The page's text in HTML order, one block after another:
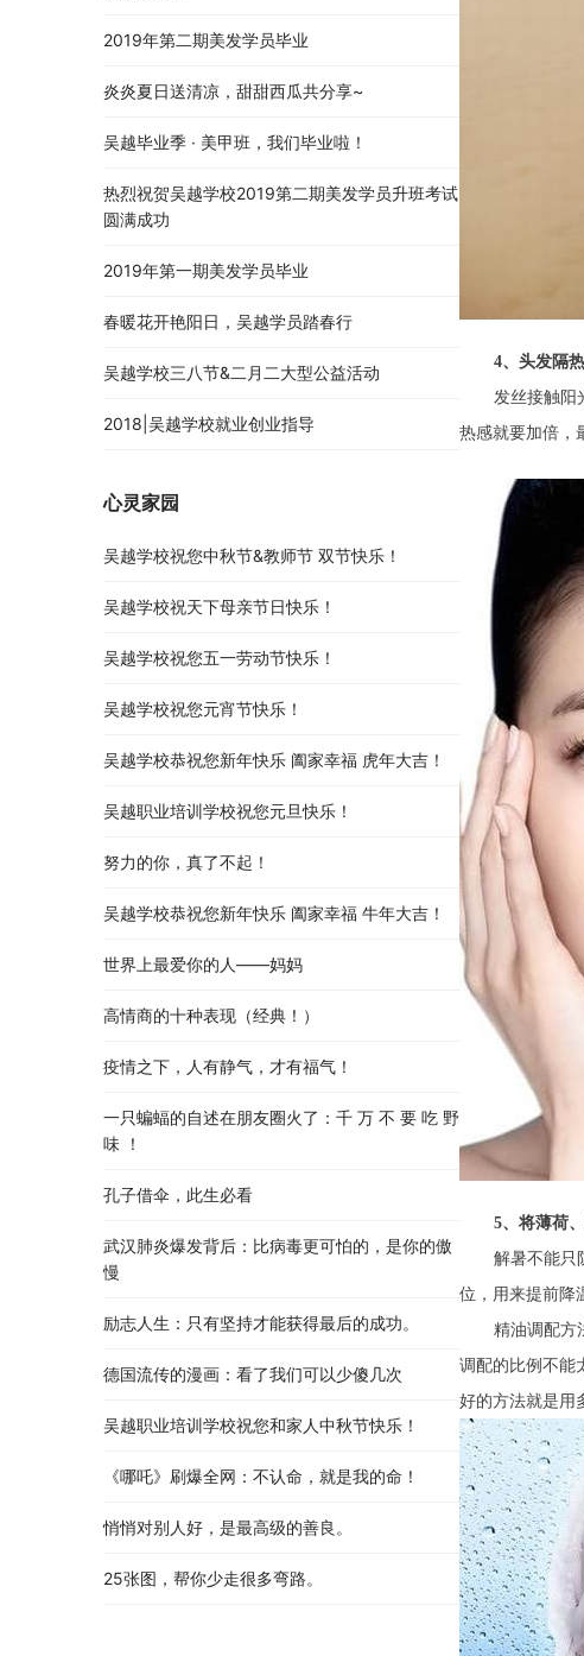
4、头发隔
发丝接触阳
热感就要加倍，
5、将薄荷
解暑不能只
位，用来提前降
精油调配方
调配的比例不能
好的方法就是用
2019年第二期美发学员毕业
炎炎夏日送清凉，甜甜西瓜共分享~
吴越毕业季 · 美甲班，我们毕业啦！
热烈祝贺吴越学校2019第二期美发学员升班考试
圆满成功
2019年第一期美发学员毕业
春暖花开艳阳日，吴越学员踏春行
吴越学校三八节&二月二大型公益活动
2018|吴越学校就业创业指导
心灵家园
吴越学校祝您中秋节&教师节 双节快乐！
吴越学校祝天下母亲节日快乐！
吴越学校祝您五一劳动节快乐！
吴越学校祝您元宵节快乐！
吴越学校恭祝您新年快乐 阖家幸福 虎年大吉！
吴越职业培训学校祝您元旦快乐！
努力的你，真了不起！
吴越学校恭祝您新年快乐 阖家幸福 牛年大吉！
世界上最爱你的人——妈妈
高情商的十种表现（经典！）
疫情之下，人有静气，才有福气！
一只蝙蝠的自述在朋友圈火了：千 万 不 要 吃 野
味 ！
孔子借伞，此生必看
武汉肺炎爆发背后：比病毒更可怕的，是你的傲
慢
励志人生：只有坚持才能获得最后的成功。
德国流传的漫画：看了我们可以少傻几次
吴越职业培训学校祝您和家人中秋节快乐​！​
《哪吒》刷爆全网：不认命，就是我的命！
悄悄对别人好，是最高级的善良。
25张图，帮你少走很多弯路。